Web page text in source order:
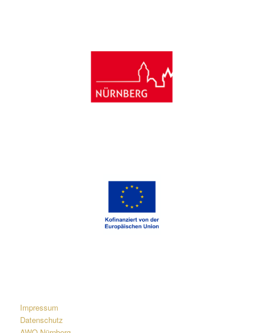
Impressum
Datenschutz